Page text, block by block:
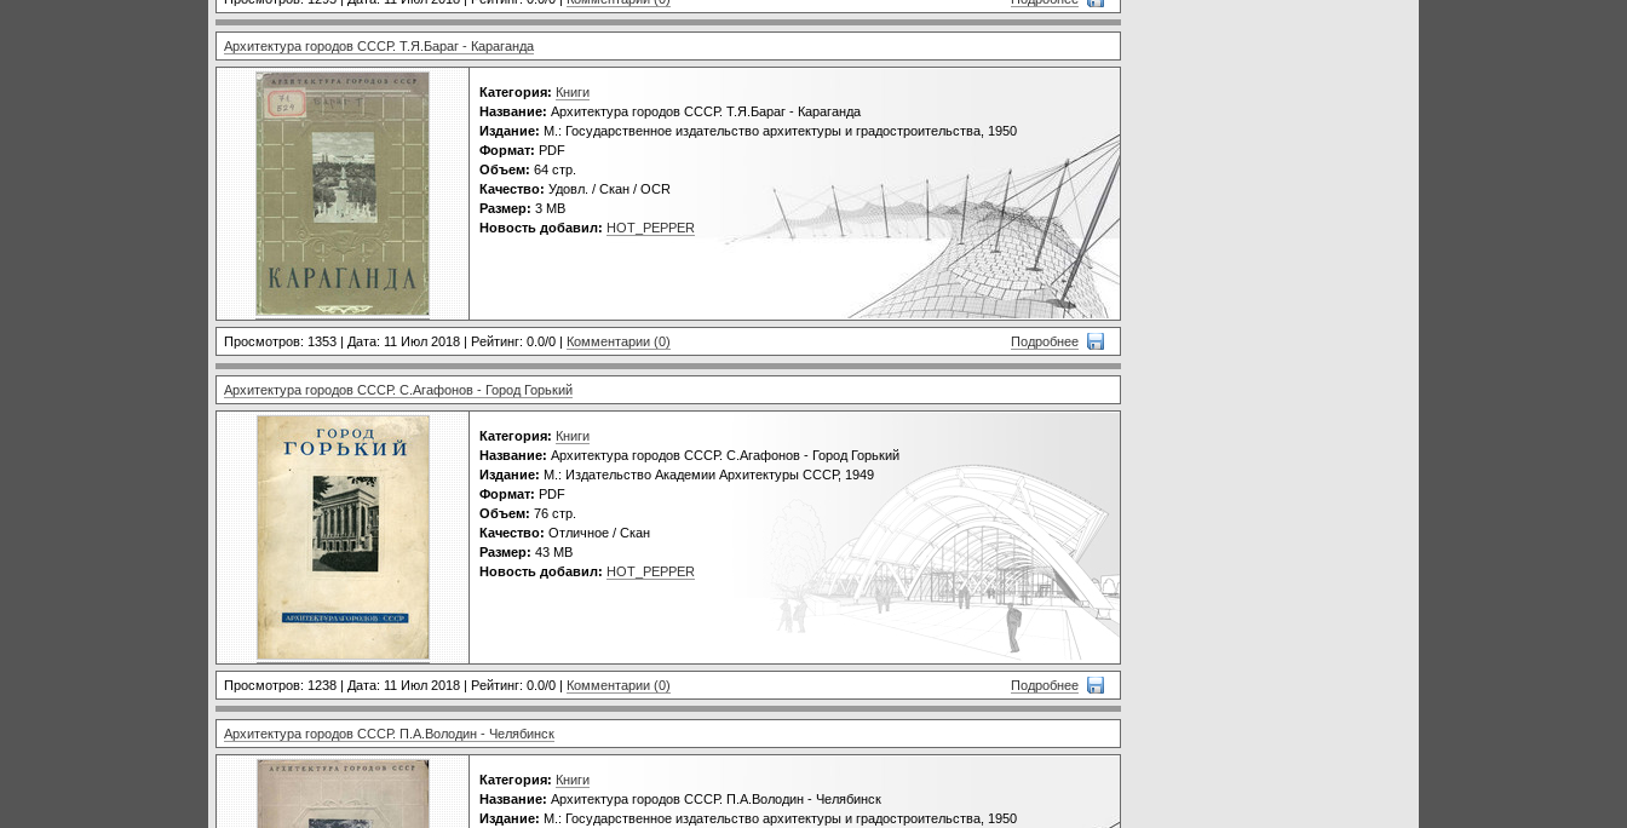
Архитектура городов СССР. Т.Я.Бараг - Караганда
Категория: Книги
Название: Архитектура городов СССР. Т.Я.Бараг - Караганда
Издание: М.: Государственное издательство архитектуры и градостроительства, 1950
Формат: PDF
Объем: 64 стр.
Качество: Удовл. / Скан / OCR
Размер: 3 MB
Новость добавил: HOT_PEPPER
Подробнее
Просмотров: 1353 | Дата: 11 Июл 2018 | Рейтинг: 0.0/0 | Комментарии (0)
Архитектура городов СССР. С.Агафонов - Город Горький
Категория: Книги
Название: Архитектура городов СССР. С.Агафонов - Город Горький
Издание: М.: Издательство Академии Архитектуры СССР, 1949
Формат: PDF
Объем: 76 стр.
Качество: Отличное / Скан
Размер: 43 MB
Новость добавил: HOT_PEPPER
Подробнее
Просмотров: 1238 | Дата: 11 Июл 2018 | Рейтинг: 0.0/0 | Комментарии (0)
Архитектура городов СССР. П.А.Володин - Челябинск
Категория: Книги
Название: Архитектура городов СССР. П.А.Володин - Челябинск
Издание: М.: Государственное издательство архитектуры и градостроительства, 1950